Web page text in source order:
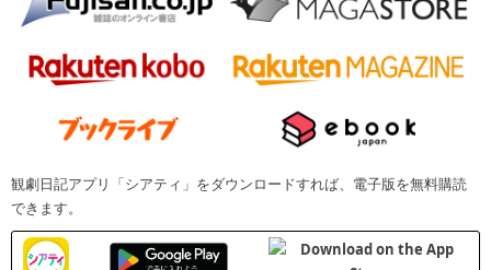
観劇日記アプリ「シアティ」をダウンロードすれば、電子版を無料購読
できます。